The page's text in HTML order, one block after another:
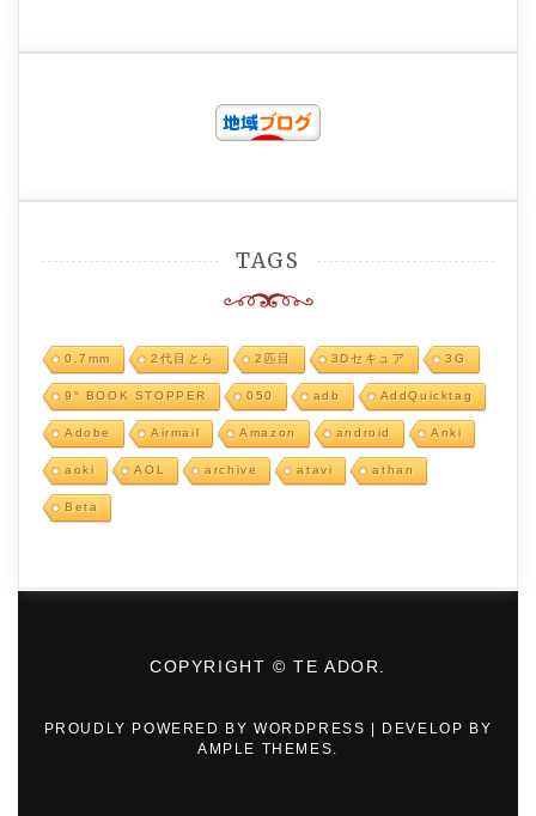
TAGS
0.7mm 2代目とら 2匹目 3Dセキュア 3G
9° BOOK STOPPER 050 adb AddQuicktag
Adobe Airmail Amazon android Anki
aoki AOL archive atavi athan
Beta
COPYRIGHT © TE ADOR.
PROUDLY POWERED BY WORDPRESS
DEVELOP BY
AMPLE THEMES.